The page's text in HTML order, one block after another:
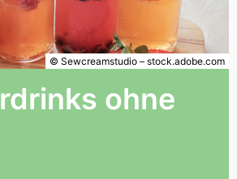
ohne
© Sewcreamstudio – stock.adobe.com